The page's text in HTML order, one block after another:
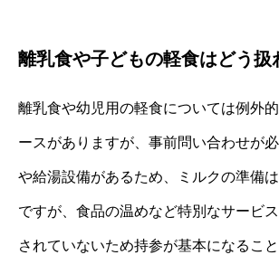
離乳食や子どもの軽食はどう扱
離乳食や幼児用の軽食については例外
ースがありますが、事前問い合わせが
や給湯設備があるため、ミルクの準備
ですが、食品の温めなど特別なサービ
されていないため持参が基本になること